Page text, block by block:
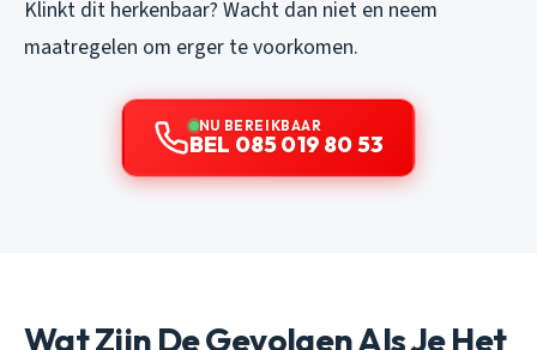
Klinkt dit herkenbaar? Wacht dan niet en neem
maatregelen om erger te voorkomen.
NU BEREIKBAAR
BEL 085 019 80 53
Wat Zijn De Gevolgen Als Je Het